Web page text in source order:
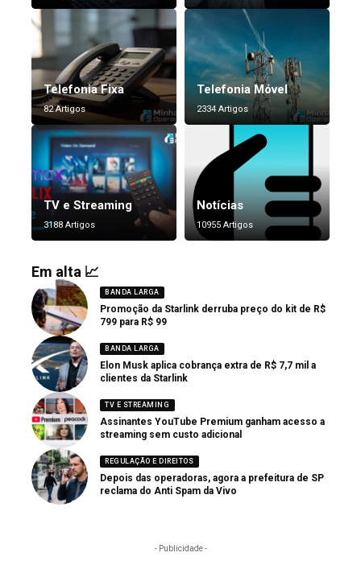
Telefonia Fixa
82 Artigos
Telefonia Móvel
2334 Artigos
TV e Streaming
3188 Artigos
Notícias
10955 Artigos
Em alta 📈
BANDA LARGA
Promoção da Starlink derruba preço do kit de R$
799 para R$ 99
BANDA LARGA
Elon Musk aplica cobrança extra de R$ 7,7 mil a
clientes da Starlink
TV E STREAMING
Assinantes YouTube Premium ganham acesso a
streaming sem custo adicional
REGULAÇÃO E DIREITOS
Depois das operadoras, agora a prefeitura de SP
reclama do Anti Spam da Vivo
- Publicidade -